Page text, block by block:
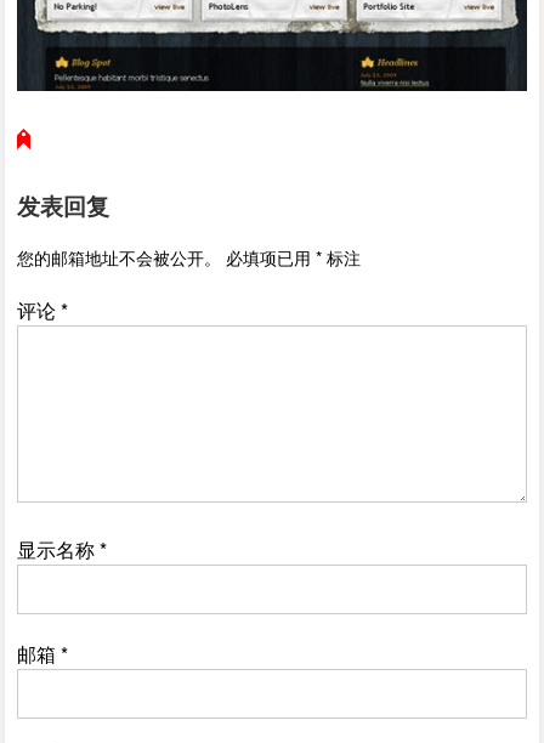
发表回复
您的邮箱地址不会被公开。 必填项已用* 标注
评论*
显示名称*
邮箱*